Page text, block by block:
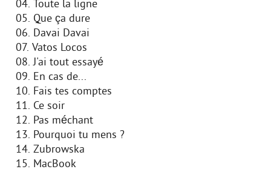
04. Toute la ligne
05. Que ça dure
06. Davai Davai
07. Vatos Locos
08. J'ai tout essayé
09. En cas de...
10. Fais tes comptes
11. Ce soir
12. Pas méchant
13. Pourquoi tu mens ?
14. Zubrowska
15. MacBook